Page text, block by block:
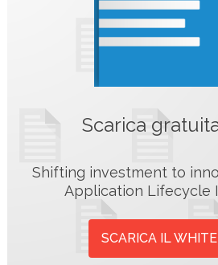
Scarica
Shifting investment to
Application Lifecycle
SCARICA IL